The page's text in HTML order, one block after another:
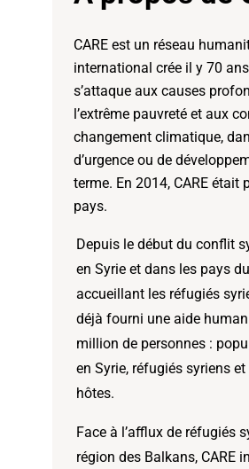
CARE est un réseau
international crée il y 70
s’attaque aux causes
l’extrême pauvreté et aux
changement climatique,
d’urgence ou de
terme. En 2014, CARE était
pays.
Depuis le début du conflit
en Syrie et dans les pays
accueillant les réfugiés
déjà fourni une aide
million de personnes :
en Syrie, réfugiés syriens
hôtes.
Face à l’afflux de réfugiés
région des Balkans, CARE